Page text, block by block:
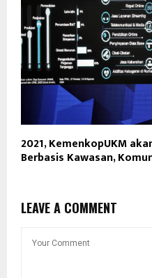
2021, KemenkopUKM
Berbasis Kawasan,
LEAVE A COMMENT